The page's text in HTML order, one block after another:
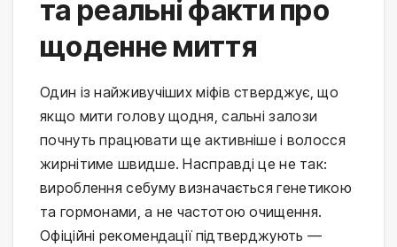
та реальні факти про
щоденне миття
Один із найживучіших міфів стверджує, що
якщо мити голову щодня, сальні залози
почнуть працювати ще активніше і волосся
жирнітиме швидше. Насправді це не так:
вироблення себуму визначається генетикою
та гормонами, а не частотою очищення.
Офіційні рекомендації підтверджують —